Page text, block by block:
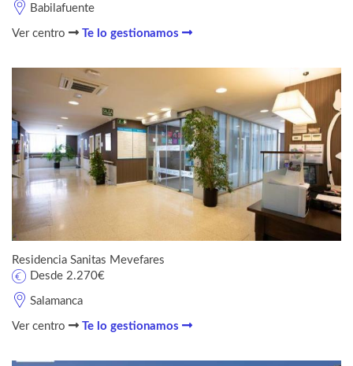
Babilafuente
Ver centro Te lo gestionamos
Residencia Sanitas Mevefares
Salamanca
Desde 2.270€
Ver centro Te lo gestionamos